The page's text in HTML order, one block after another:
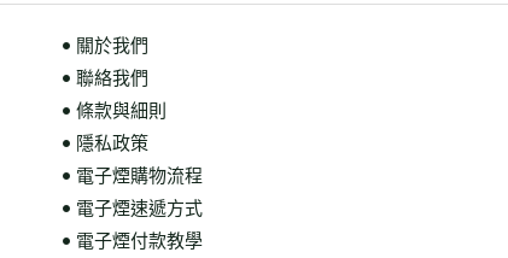
• 關於我們
• 聯絡我們
• 條款與細則
• 隱私政策
• 電子煙購物流程
• 電子煙速遞方式
• 電子煙付款教學